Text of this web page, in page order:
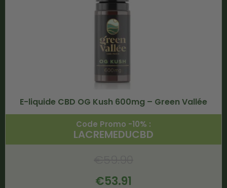
E-liquide CBD OG Kush 600mg – Green Vallée
Code Promo -10% :
LACREMEDUCBD
€53.91